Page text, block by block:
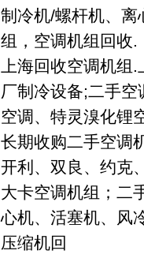
制冷机/螺杆机、离
组，空调机组回收.
上海回收空调机
厂制冷设备;二手
空调、特灵溴化锂
长期收购二手空调
开利、双良、约克
大卡空调机组；二
心机、活塞机、风
压缩机回